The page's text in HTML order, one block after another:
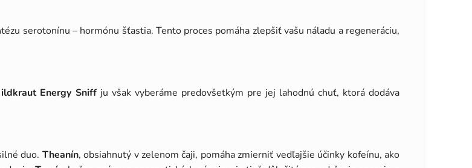
serotonínu – hormónu šťastia. Tento proces pomáha zlepšiť vašu náladu a regeneráciu,
Energy Sniffju však vyberáme predovšetkým pre jej lahodnú chuť, ktorá dodáva
duo. Theanín, obsiahnutý v zelenom čaji, pomáha zmierniť vedľajšie účinky kofeínu, ako